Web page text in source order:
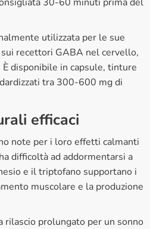
utilizzata per le sue
recettori GABA nel cervello,
disponibile in capsule, tinture
tra 300-600 mg di
efficaci
note per i loro effetti calmanti
difficoltà ad addormentarsi a
e il triptofano supportano i
muscolare e la produzione
rilascio prolungato per un sonno